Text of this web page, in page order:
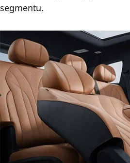
segmentu.